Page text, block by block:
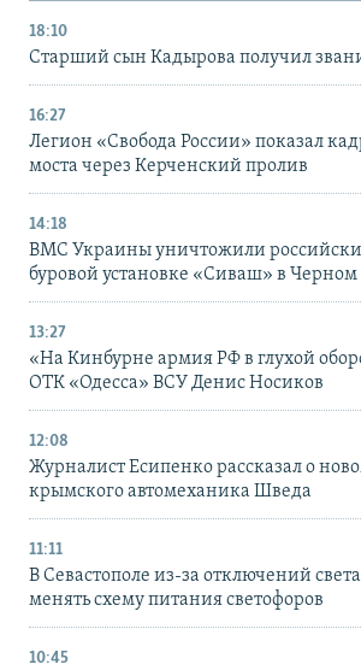
18:10
Старший сын Кадырова получил
16:27
Легион «Свобода России» показал
моста через Керченский пролив
14:18
ВМС Украины уничтожили
буровой установке «Сиваш» в Черном
13:27
«На Кинбурне армия РФ в глухой
ОТК «Одесса» ВСУ Денис Носиков
12:08
Журналист Есипенко рассказал о
крымского автомеханика Шведа
11:11
В Севастополе из-за отключений
менять схему питания светофоров
10:45